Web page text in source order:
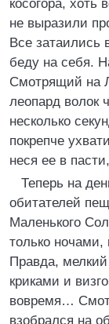
косогора,
не выразили
Все затаились
беду на себя.
Смотрящий на
леопард волок
несколько
покрепче
неся ее в
Теперь на
обитателей
Маленького
только ночами,
Правда, мелкий
криками и
вовремя…
взобрался на